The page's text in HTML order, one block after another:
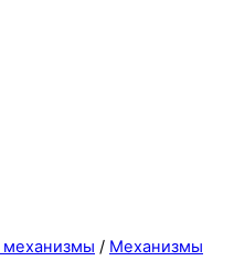
/ Механизмы